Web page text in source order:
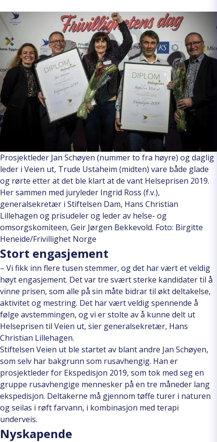
Prosjektleder Jan Schøyen (nummer to fra høyre) og daglig
leder i Veien ut, Trude Ustaheim (midten) vare både glade
og rørte etter at det ble klart at de vant Helseprisen 2019.
Her sammen med juryleder Ingrid Ross (f.v.),
generalsekretær i Stiftelsen Dam, Hans Christian
Lillehagen og prisudeler og leder av helse- og
omsorgskomiteen, Geir Jørgen Bekkevold. Foto: Birgitte
Heneide/Frivillighet Norge
Stort engasjement
– Vi fikk inn flere tusen stemmer, og det har vært et veldig
høyt engasjement. Det var tre svært sterke kandidater til å
vinne prisen, som alle på sin måte bidrar til økt deltakelse,
aktivitet og mestring. Det har vært veldig spennende å
følge avstemmingen, og vi er stolte av å kunne delt ut
Helseprisen til Veien ut, sier generalsekretær, Hans
Christian Lillehagen.
Stiftelsen Veien ut ble startet av blant andre Jan Schøyen,
som selv har bakgrunn som rusavhengig. Han er
prosjektleder for Ekspedisjon 2019, som tok med seg en
gruppe rusavhengige mennesker på en tre måneder lang
ekspedisjon. Deltakerne må gjennom tøffe turer i naturen
og seilas i røft farvann, i kombinasjon med terapi
underveis.
Nyskapende